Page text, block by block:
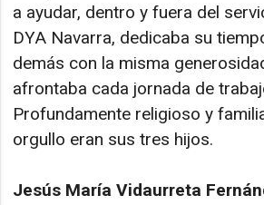
a ayudar, dentro y fuera del
DYA Navarra, dedicaba su
demás con la misma
afrontaba cada jornada de
Profundamente religioso y
orgullo eran sus tres hijos.
Jesús María Vidaurreta